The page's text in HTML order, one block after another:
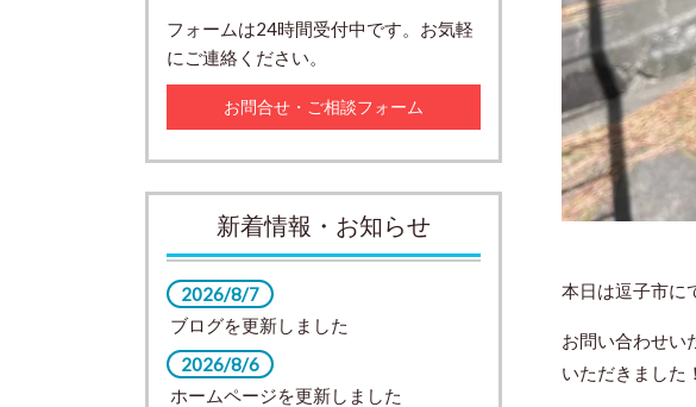
本日は逗子市に
お問い合わせい
いただきました！
フォームは24時間受付中です。お気軽
にご連絡ください。
お問合せ・ご相談フォーム
新着情報・お知らせ
2026/8/7
ブログを更新しました
2026/8/6
ホームページを更新しました